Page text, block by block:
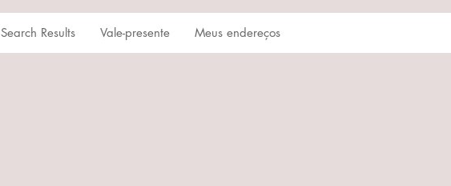
Search Results Vale-presente Meus endereços